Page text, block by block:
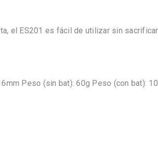
el ES201 es fácil de utilizar sin sacrificar
Peso (sin bat): 60g Peso (con bat):